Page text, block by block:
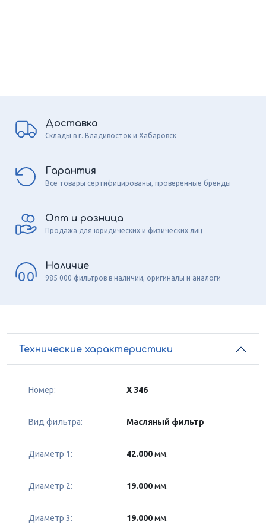
Доставка
Склады в г. Владивосток и Хабаровск
Гарантия
Все товары сертифицированы, проверенные бренды
Опт и розница
Продажа для юридических и физических лиц
Наличие
985 000 фильтров в наличии, оригиналы и аналоги
Технические характеристики
Номер: X 346
Вид фильтра: Масляный фильтр
Диаметр 1: 42.000мм.
Диаметр 2: 19.000мм.
Диаметр 3: 19.000мм.